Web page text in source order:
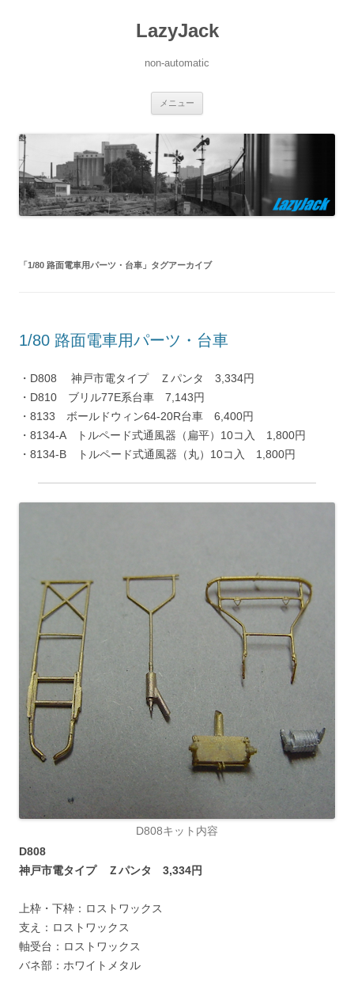
LazyJack
non-automatic
メニュー
ツ
へ
ス
キ
ッ
プ
「 1/80 路面電車用パーツ・台車 」タグアーカイブ
1/80 路面電車用パーツ・台車
・D808 神戸市電タイプ Ｚパンタ 3,334円
・D810 ブリル77E系台車 7,143円
・8133 ボールドウィン64-20R台車 6,400円
・8134-A トルペード式通風器（扁平）10コ入 1,800円
・8134-B トルペード式通風器（丸）10コ入 1,800円
D808キット内容
D808
神戸市電タイプ Ｚパンタ 3,334円
上枠・下枠：ロストワックス
支え：ロストワックス
軸受台：ロストワックス
バネ部：ホワイトメタル